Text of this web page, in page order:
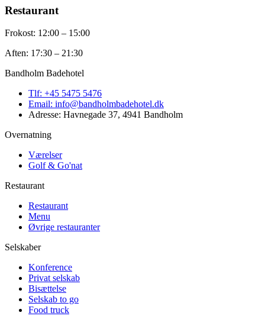
Restaurant
Frokost: 12:00 – 15:00
Aften: 17:30 – 21:30
Bandholm Badehotel
Tlf: +45 5475 5476
Email: info@bandholmbadehotel.dk
Adresse: Havnegade 37, 4941 Bandholm
Overnatning
Værelser
Golf & Go'nat
Restaurant
Restaurant
Menu
Øvrige restauranter
Selskaber
Konference
Privat selskab
Bisættelse
Selskab to go
Food truck